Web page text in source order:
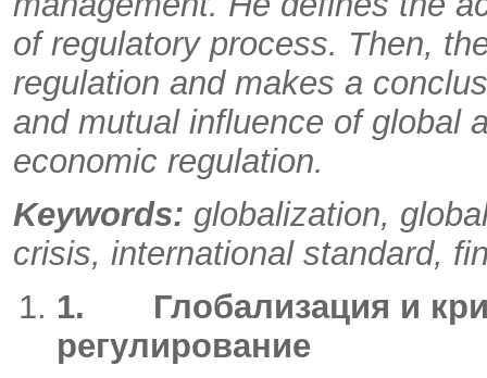
of regulatory process. Then,
regulation and makes a
and mutual influence of global
economic regulation.
Keywords: globalization,
crisis, international standard,
1. Глобализация и
регулирование